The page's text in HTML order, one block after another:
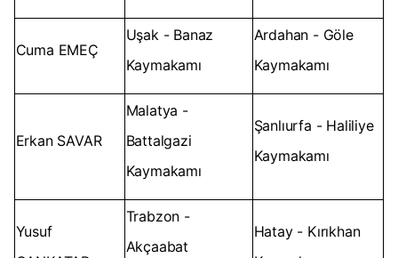
Cuma EMEÇ
Uşak - Banaz
Kaymakamı
Ardahan - Göle
Kaymakamı
Erkan SAVAR
Malatya -
Battalgazi
Kaymakamı
Şanlıurfa - Haliliye
Kaymakamı
Yusuf
Trabzon -
Akçaabat
Hatay - Kırıkhan